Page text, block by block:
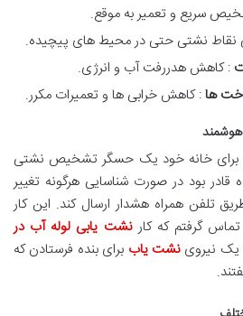
سریع و تعمیر به موقع.
نقاط نشتی حتی در محیط های پیچیده.
: کاهش هدررفت آب و انرژی.
ها: کاهش خرابی ها و تعمیرات مکرر.
برای خانه خود یک حسگر تشخیص نشتی
بود در صورت شناسایی هرگونه تغییر
تلفن همراه هشدار ارسال کند. این کار
گرفتم که کارنشت یابی لوله آب در
یک نیروینشت یاب برای بنده فرستادن که